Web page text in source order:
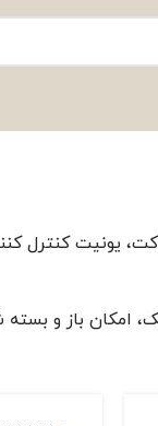
براکت،
امکان باز و بسته